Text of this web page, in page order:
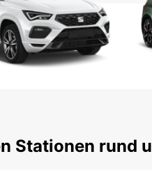
Stationen rund